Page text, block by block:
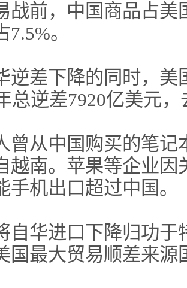
战前，中国商品占
7.5%。
逆差下降的同时，
总逆差7920亿美元
曾从中国购买的笔
越南。苹果等企业
手机出口超过中国。
自华进口下降归功
国最大贸易顺差来源